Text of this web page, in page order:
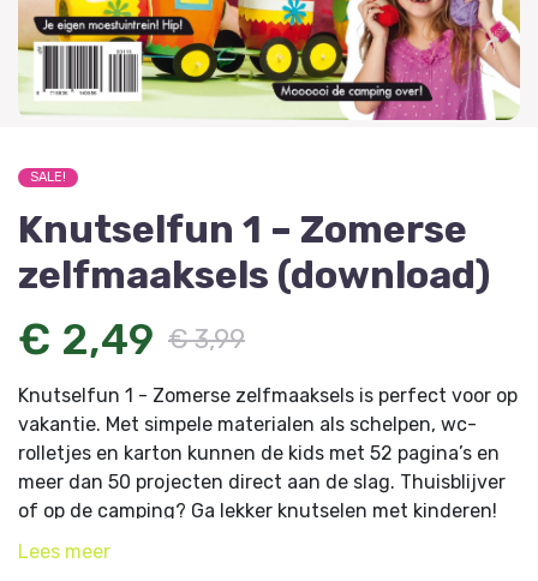
SALE!
Knutselfun 1 – Zomerse
zelfmaaksels (download)
€ 2,49 € 3,99
Knutselfun 1 - Zomerse zelfmaaksels is perfect voor op
vakantie. Met simpele materialen als schelpen, wc-
rolletjes en karton kunnen de kids met 52 pagina’s en
meer dan 50 projecten direct aan de slag. Thuisblijver
of op de camping? Ga lekker knutselen met kinderen!
Geen kind zal zich meer vervelen.
Lees meer